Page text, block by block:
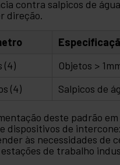
contra salpicos de
direção.
(4)
Objetos >
(4)
Salpicos de
deste padrão
dispositivos de
às necessidades de
estações de trabalho